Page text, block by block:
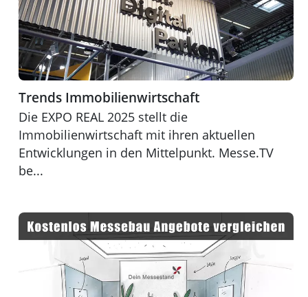
Trends Immobilienwirtschaft
Die EXPO REAL 2025 stellt die
Immobilienwirtschaft mit ihren aktuellen
Entwicklungen in den Mittelpunkt. Messe.TV
be...